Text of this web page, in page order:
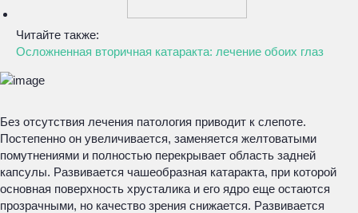
Читайте также:
Осложненная вторичная катаракта: лечение обоих глаз
Без отсутствия лечения патология приводит к слепоте.
Постепенно он увеличивается, заменяется желтоватыми
помутнениями и полностью перекрывает область задней
капсулы. Развивается чашеобразная катаракта, при которой
основная поверхность хрусталика и его ядро еще остаются
прозрачными, но качество зрения снижается. Развивается